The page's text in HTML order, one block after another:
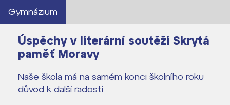
Gymnázium
Úspěchy v literární soutěži Skrytá
paměť Moravy
Naše škola má na samém konci školního roku
důvod k další radosti.